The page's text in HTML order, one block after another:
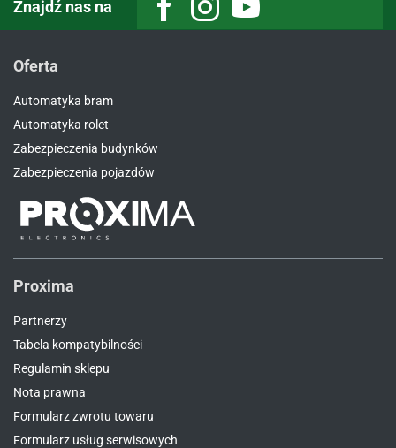
Znajdź nas na FacebookInstagramYoutube
Oferta
Automatyka bram
Automatyka rolet
Zabezpieczenia budynków
Zabezpieczenia pojazdów
Proxima
Partnerzy
Tabela kompatybilności
Regulamin sklepu
Nota prawna
Formularz zwrotu towaru
Formularz usług serwisowych